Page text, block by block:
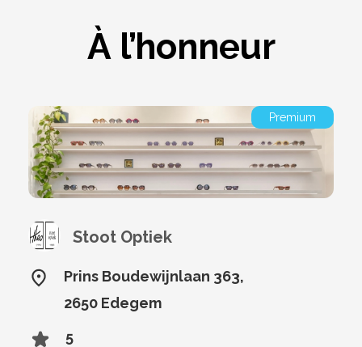
À l’honneur
Premium
Stoot Optiek
Prins Boudewijnlaan 363,
2650 Edegem
5